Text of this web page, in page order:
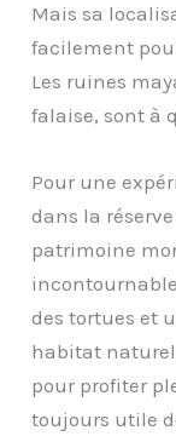
Mais sa
facilement
Les ruines
falaise, sont à
Pour une
dans la
patrimoine
des tortues et
habitat
pour profiter
toujours utile